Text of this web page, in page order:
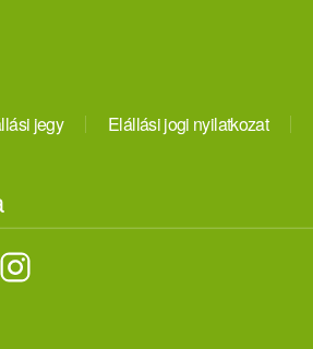
jegy Elállási jogi nyilatkozat